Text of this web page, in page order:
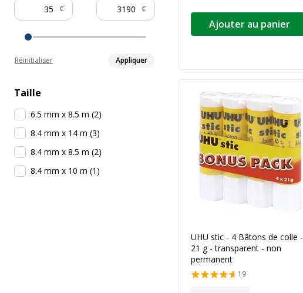
€ €
Réinitialiser Appliquer
Taille
6.5 mm x 8.5 m (2)
8.4 mm x 14 m (3)
8.4 mm x 8.5 m (2)
8.4 mm x 10 m (1 )
Ajouter au panier
UHU stic - 4 Bâtons de colle -
21 g - transparent - non
permanent
19